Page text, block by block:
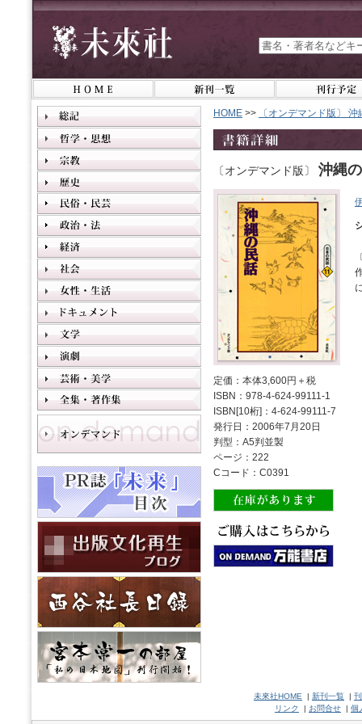
HOME >> 〔オンデマンド版〕
〔オンデマンド版〕 沖縄
定価：本体3,600円＋税
ISBN：978-4-624-99111-1
ISBN[10桁]：4-624-99111-7
発行日：2006年7月20日
判型：A5判並製
ページ：222
Cコード：C0391
未來社HOME | 新刊一覧 |
リンク
| お問合せ | 個